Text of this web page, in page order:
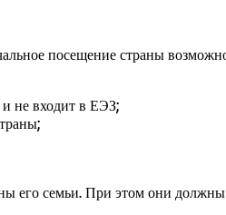
посещение страны
и не входит в ЕЭЗ;
его семьи. При этом они